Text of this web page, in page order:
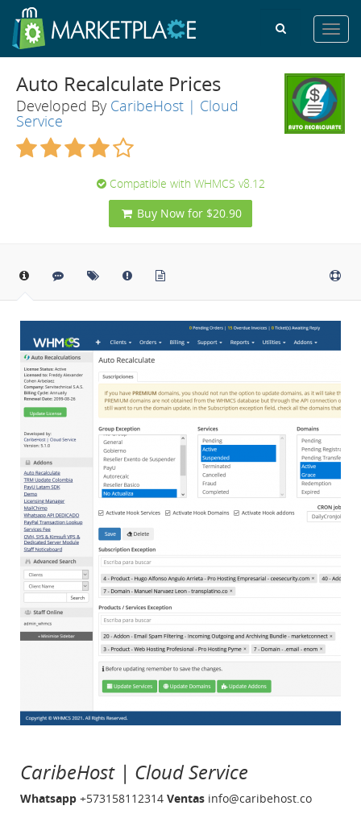
Auto Recalculate Prices
Developed By CaribeHost | Cloud
Service
Compatible with WHMCS v8.12
Buy Now for $20.90
CaribeHost | Cloud Service
Whatsapp +573158112314 Ventas info@caribehost.co